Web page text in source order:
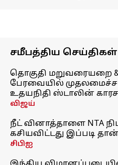
சமீபத்திய செய்திகள்
தொகுதி மறுவரையறை &
பேரவையில்
உதயநிதி ஸ்டாலின்
விஜய்
நீட் வினாத்தாளை NTA
கசியவிட்டது இப்படி
சிபிஐ